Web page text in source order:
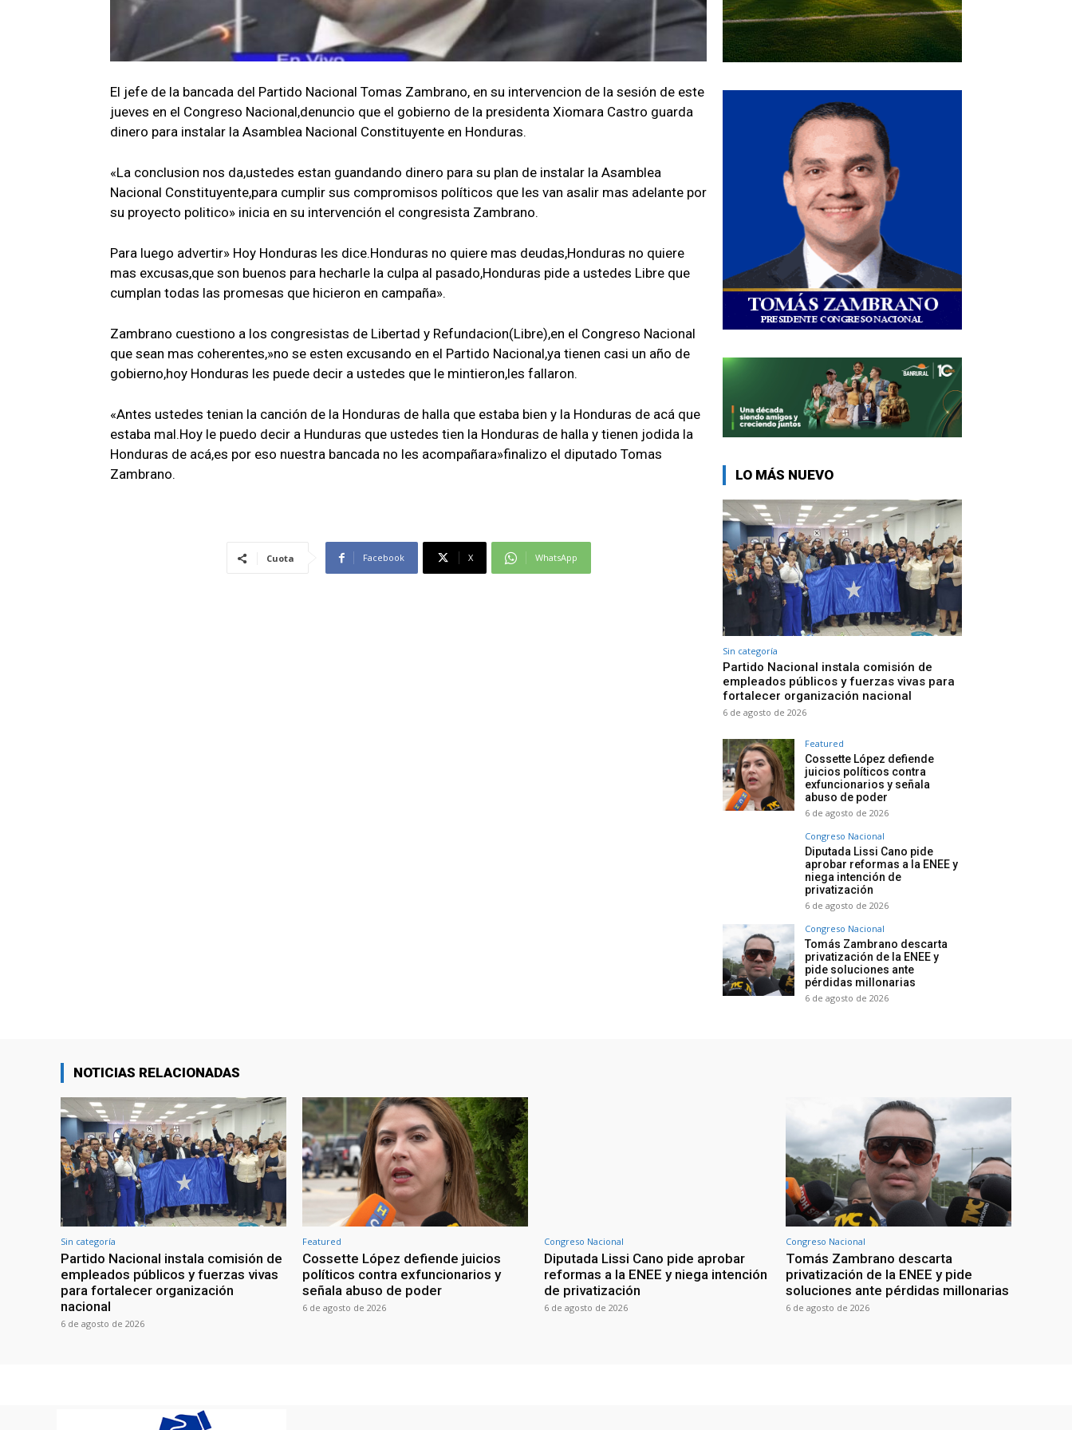
El jefe de la bancada del Partido Nacional Tomas Zambrano, en su intervencion de la sesión de este
jueves en el Congreso Nacional,denuncio que el gobierno de la presidenta Xiomara Castro guarda
dinero para instalar la Asamblea Nacional Constituyente en Honduras.
«La conclusion nos da,ustedes estan guandando dinero para su plan de instalar la Asamblea
Nacional Constituyente,para cumplir sus compromisos políticos que les van asalir mas adelante por
su proyecto politico» inicia en su intervención el congresista Zambrano.
Para luego advertir» Hoy Honduras les dice.Honduras no quiere mas deudas,Honduras no quiere
mas excusas,que son buenos para hecharle la culpa al pasado,Honduras pide a ustedes Libre que
cumplan todas las promesas que hicieron en campaña».
Zambrano cuestiono a los congresistas de Libertad y Refundacion(Libre),en el Congreso Nacional
que sean mas coherentes,»no se esten excusando en el Partido Nacional,ya tienen casi un año de
gobierno,hoy Honduras les puede decir a ustedes que le mintieron,les fallaron.
«Antes ustedes tenian la canción de la Honduras de halla que estaba bien y la Honduras de acá que
estaba mal.Hoy le puedo decir a Hunduras que ustedes tien la Honduras de halla y tienen jodida la
Honduras de acá,es por eso nuestra bancada no les acompañara»finalizo el diputado Tomas
Zambrano.
Cuota Facebook X WhatsApp
LO MÁS NUEVO
Sin categoría
Partido Nacional instala comisión de
empleados públicos y fuerzas vivas para
fortalecer organización nacional
6 de agosto de 2026
Featured
Cossette López defiende
juicios políticos contra
exfuncionarios y señala
abuso de poder
6 de agosto de 2026
Congreso Nacional
Diputada Lissi Cano pide
aprobar reformas a la ENEE y
niega intención de
privatización
6 de agosto de 2026
Congreso Nacional
Tomás Zambrano descarta
privatización de la ENEE y
pide soluciones ante
pérdidas millonarias
6 de agosto de 2026
NOTICIAS RELACIONADAS
Sin categoría
Partido Nacional instala comisión de
empleados públicos y fuerzas vivas
para fortalecer organización
nacional
6 de agosto de 2026
Featured
Cossette López defiende juicios
políticos contra exfuncionarios y
señala abuso de poder
6 de agosto de 2026
Congreso Nacional
Diputada Lissi Cano pide aprobar
reformas a la ENEE y niega intención
de privatización
6 de agosto de 2026
Congreso Nacional
Tomás Zambrano descarta
privatización de la ENEE y pide
soluciones ante pérdidas millonarias
6 de agosto de 2026